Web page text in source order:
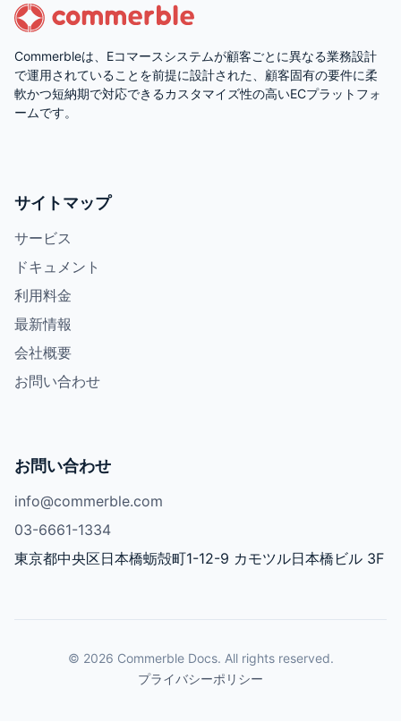
Commerbleは、Eコマースシステムが顧客ごとに異なる業務設計
で運用されていることを前提に設計された、顧客固有の要件に柔
軟かつ短納期で対応できるカスタマイズ性の高いECプラットフォ
ームです。
サイトマップ
サービス
ドキュメント
利用料金
最新情報
会社概要
お問い合わせ
お問い合わせ
info@commerble.com
03-6661-1334
東京都中央区日本橋蛎殻町1-12-9 カモツル日本橋ビル 3F
© 2026 Commerble Docs. All rights reserved.
プライバシーポリシー